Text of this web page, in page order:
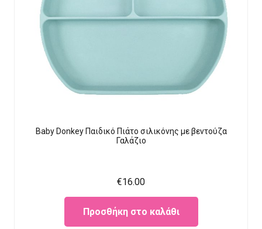
Baby Donkey Παιδικό Πιάτο σιλικόνης με βεντούζα
Γαλάζιο
€16.00
Προσθήκη στο καλάθι